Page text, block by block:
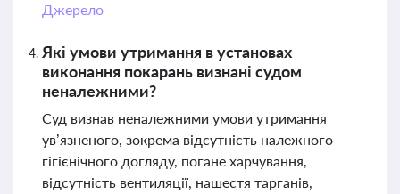
Джерело
Які умови утримання в установах
виконання покарань визнані судом
неналежними?
Суд визнав неналежними умови утримання
ув’язненого, зокрема відсутність належного
гігієнічного догляду, погане харчування,
відсутність вентиляції, нашестя тарганів,